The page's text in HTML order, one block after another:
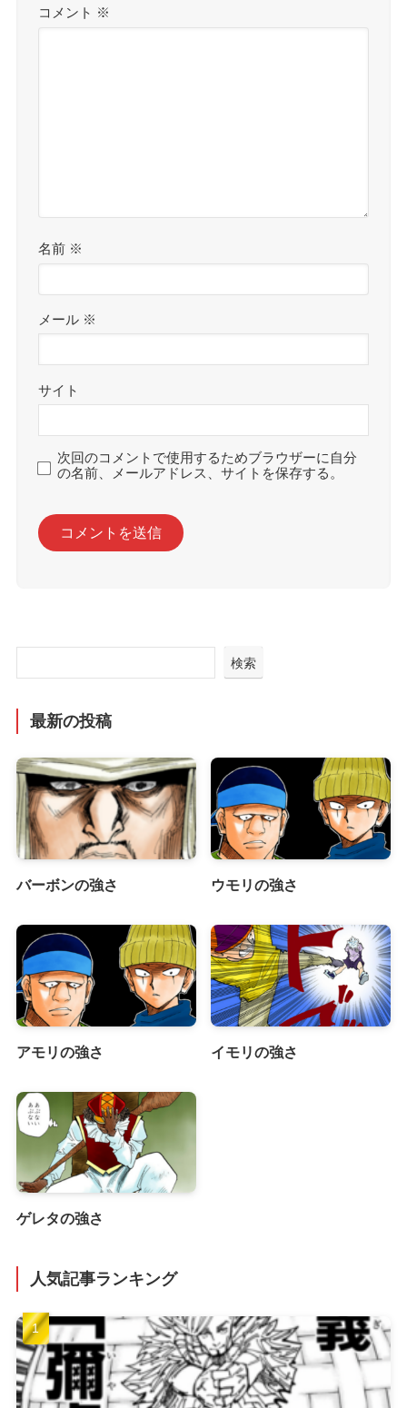
コメント ※
名前 ※
メール ※
サイト
次回のコメントで使用するためブラウザーに自分
の名前、メールアドレス、サイトを保存する。
検索
最新の投稿
バーボンの強さ ウモリの強さ
アモリの強さ イモリの強さ
ゲレタの強さ
人気記事ランキング